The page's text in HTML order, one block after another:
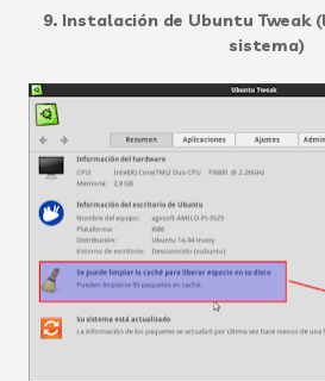
9. Instalación de Ubuntu Tweak
sistema)